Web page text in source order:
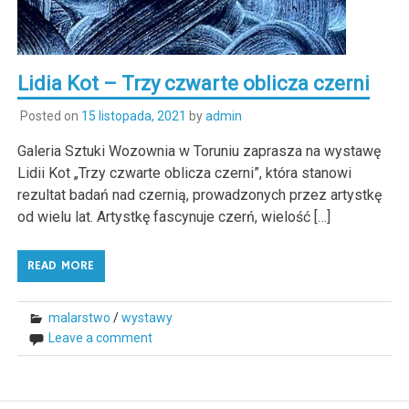
Lidia Kot – Trzy czwarte oblicza czerni
Posted on 15 listopada, 2021 byadmin
Galeria Sztuki Wozownia w Toruniu zaprasza na wystawę
Lidii Kot „Trzy czwarte oblicza czerni”, która stanowi
rezultat badań nad czernią, prowadzonych przez artystkę
od wielu lat. Artystkę fascynuje czerń, wielość […]
READ MORE
malarstwo /wystawy
Leave a comment